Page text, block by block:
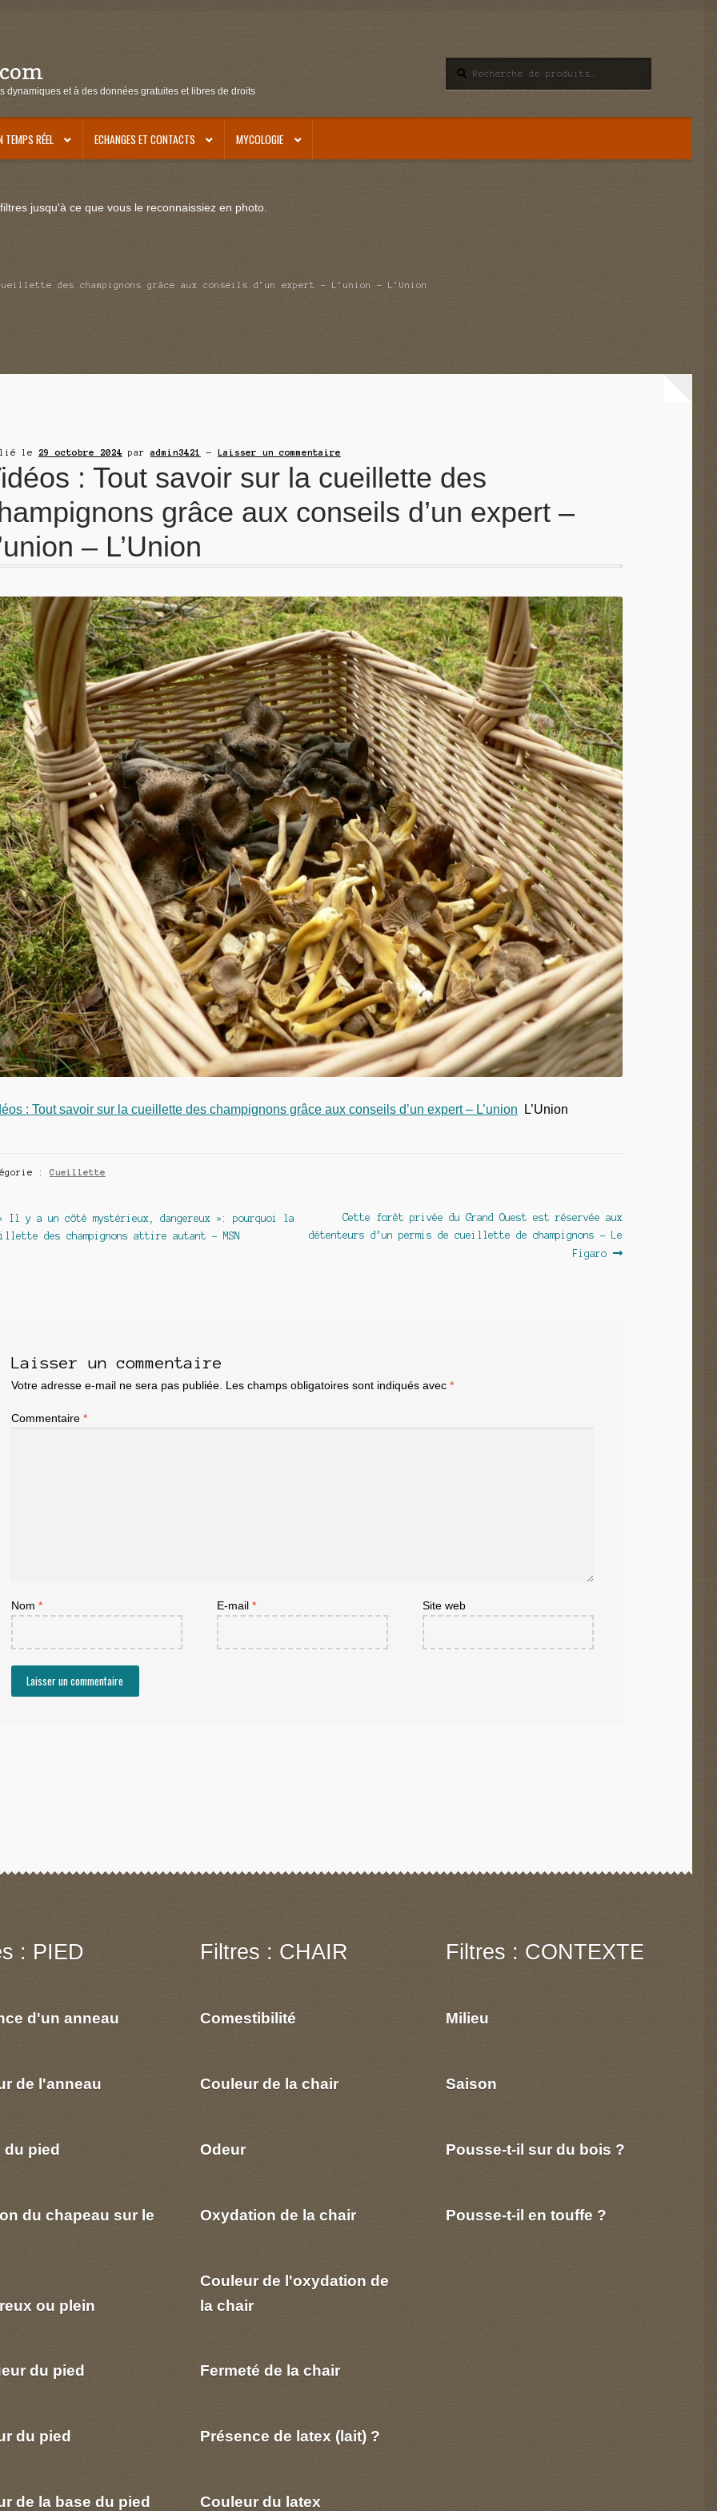
et à des données gratuites et libres de droits
pour :
TEMPS RÉEL ECHANGES ET CONTACTS MYCOLOGIE
jusqu'à ce que vous le reconnaissiez en photo.
des champignons grâce aux conseils d’un expert – L’union – L’Union
le 29 octobre 2024 paradmin3421 — Laisser un commentaire
: Tout savoir sur la cueillette des
grâce aux conseils d’un expert –
– L’Union
: Tout savoir sur la cueillette des champignons grâce aux conseils d’un expert – L’union L’Union
: Cueillette
:
Il y a un côté mystérieux, dangereux »: pourquoi la
des champignons attire autant – MSN
Article
suivant :
Cette forêt privée du Grand Ouest est réservée aux
détenteurs d’un permis de cueillette de champignons – Le
Figaro
Laisser un commentaire
Votre adresse e-mail ne sera pas publiée. Les champs obligatoires sont indiqués avec *
Commentaire *
Nom * E-mail * Site web
: PIED
d'un anneau
de l'anneau
du pied
du chapeau sur le
ou plein
du pied
du pied
de la base du pied
Filtres : CHAIR
Comestibilité
Couleur de la chair
Odeur
Oxydation de la chair
Couleur de l'oxydation de
la chair
Fermeté de la chair
Présence de latex (lait) ?
Couleur du latex
Filtres : CONTEXTE
Milieu
Saison
Pousse-t-il sur du bois ?
Pousse-t-il en touffe ?